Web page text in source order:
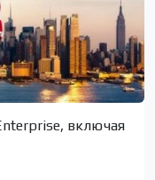
включая